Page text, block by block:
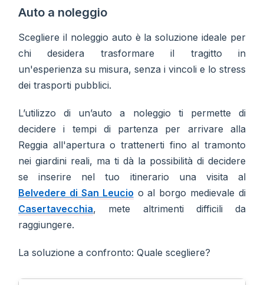
Auto a noleggio
Scegliere il noleggio auto è la soluzione ideale per
chi desidera trasformare il tragitto in
un'esperienza su misura, senza i vincoli e lo stress
dei trasporti pubblici.
L’utilizzo di un’auto a noleggio ti permette di
decidere i tempi di partenza per arrivare alla
Reggia all'apertura o trattenerti fino al tramonto
nei giardini reali, ma ti dà la possibilità di decidere
se inserire nel tuo itinerario una visita al
Belvedere di San Leucio o al borgo medievale di
Casertavecchia, mete altrimenti difficili da
raggiungere.
La soluzione a confronto: Quale scegliere?